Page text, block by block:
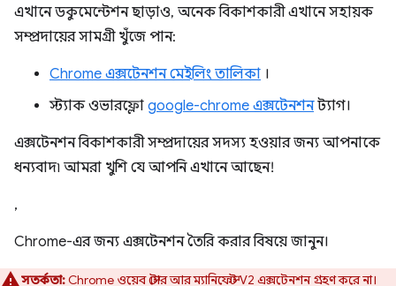
এখানে ডকুমেন্টেশন ছাড়াও, অনেক বিকাশকারী এখানে সহায়ক
সম্প্রদায়ের সামগ্রী খুঁজে পান:
Chrome এক্সটেনশন মেইলিং তালিকা ।
স্ট্যাক ওভারফ্লো google-chrome এক্সটেনশনট্যাগ।
এক্সটেনশন বিকাশকারী সম্প্রদায়ের সদস্য হওয়ার জন্য আপনাকে
ধন্যবাদ৷ আমরা খুশি যে আপনি এখানে আছেন!
,
Chrome-এর জন্য এক্সটেনশন তৈরি করার বিষয়ে জানুন।
সতর্কতা:Chrome ওয়েব স্টোর আর ম্যানিফেস্ট V2 এক্সটেনশন গ্রহণ করে না।